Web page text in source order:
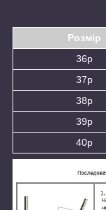
Розмір
36р
37р
38р
39р
40р